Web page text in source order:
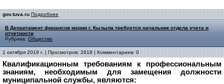
gov.tuva.ru Подробнее
В Департамент финансов мэрии г. Кызыла требуется начальник отдела учета и
отчетности
Рубрика: Общество
1 октября 2019 г. | Просмотров: 2618 | Комментариев: 0
Квалификационным требованиям к профессиональным
знаниям, необходимым для замещения должности
муниципальной службы, являются: